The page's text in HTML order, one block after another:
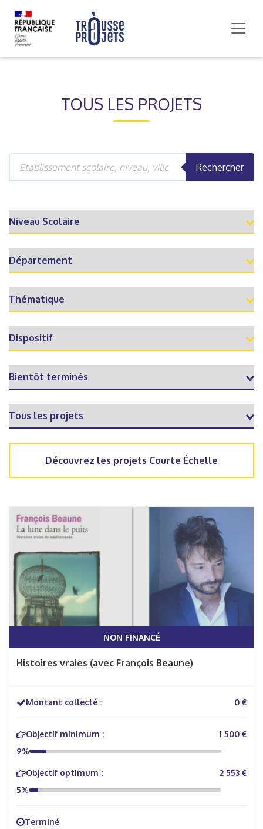
TOUS LES PROJETS
Rechercher
Découvrez les projets Courte Échelle
NON FINANCÉ
Histoires vraies (avec François Beaune)
Montant collecté : 0 €
Objectif minimum :
1 500 €
9%
Objectif optimum :
2 553 €
5%
Terminé